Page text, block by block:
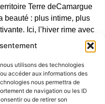
utilisons des technologies
accéder aux informations des
nous permettra de
de navigation ou les ID
ou de retirer son
Terre deCamargue
beauté : plus intime, plus
Ici, l’hiver rime avec
cha
est
de
milliers d’oiseaux,
Et dans les
villages,
cœursentretraditions,